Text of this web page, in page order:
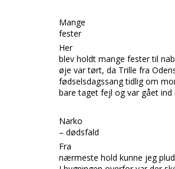
Mange
fester
Her
blev holdt mange fester til
øje var tørt, da Trille fra
fødselsdagssang tidlig om
bare taget fejl og var gået ind
Narko
– dødsfald
Fra
nærmeste hold kunne jeg